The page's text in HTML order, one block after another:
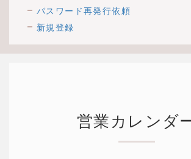
パスワード再発行依頼
新規登録
営業カレンダ